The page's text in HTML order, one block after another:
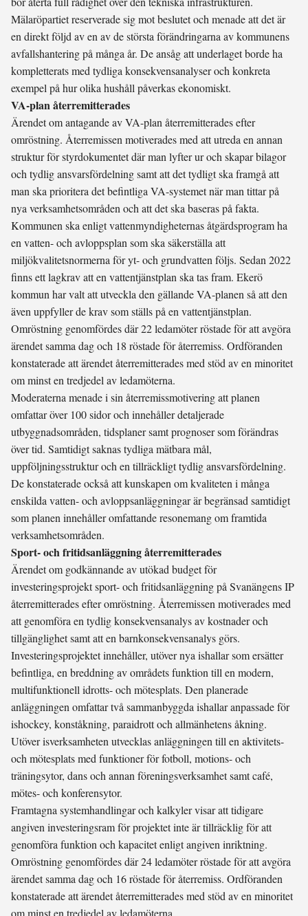
Mälaröpartiet reserverade sig mot beslutet och menade att det är
en direkt följd av en av de största förändringarna av kommunens
avfallshantering på många år. De ansåg att underlaget borde ha
kompletterats med tydliga konsekvensanalyser och konkreta
exempel på hur olika hushåll påverkas ekonomiskt.
VA-plan återremitterades
Ärendet om antagande av VA-plan återremitterades efter
omröstning. Återremissen motiverades med att utreda en annan
struktur för styrdokumentet där man lyfter ur och skapar bilagor
och tydlig ansvarsfördelning samt att det tydligt ska framgå att
man ska prioritera det befintliga VA-systemet när man tittar på
nya verksamhetsområden och att det ska baseras på fakta.
Kommunen ska enligt vattenmyndigheternas åtgärdsprogram ha
en vatten- och avloppsplan som ska säkerställa att
miljökvalitetsnormerna för yt- och grundvatten följs. Sedan 2022
finns ett lagkrav att en vattentjänstplan ska tas fram. Ekerö
kommun har valt att utveckla den gällande VA-planen så att den
även uppfyller de krav som ställs på en vattentjänstplan.
Omröstning genomfördes där 22 ledamöter röstade för att avgöra
ärendet samma dag och 18 röstade för återremiss. Ordföranden
konstaterade att ärendet återremitterades med stöd av en minoritet
om minst en tredjedel av ledamöterna.
Moderaterna menade i sin återremissmotivering att planen
omfattar över 100 sidor och innehåller detaljerade
utbyggnadsområden, tidsplaner samt prognoser som förändras
över tid. Samtidigt saknas tydliga mätbara mål,
uppföljningsstruktur och en tillräckligt tydlig ansvarsfördelning.
De konstaterade också att kunskapen om kvaliteten i många
enskilda vatten- och avloppsanläggningar är begränsad samtidigt
som planen innehåller omfattande resonemang om framtida
verksamhetsområden.
Sport- och fritidsanläggning återremitterades
Ärendet om godkännande av utökad budget för
investeringsprojekt sport- och fritidsanläggning på Svanängens IP
återremitterades efter omröstning. Återremissen motiverades med
att genomföra en tydlig konsekvensanalys av kostnader och
tillgänglighet samt att en barnkonsekvensanalys görs.
Investeringsprojektet innehåller, utöver nya ishallar som ersätter
befintliga, en breddning av områdets funktion till en modern,
multifunktionell idrotts- och mötesplats. Den planerade
anläggningen omfattar två sammanbyggda ishallar anpassade för
ishockey, konståkning, paraidrott och allmänhetens åkning.
Utöver isverksamheten utvecklas anläggningen till en aktivitets-
och mötesplats med funktioner för fotboll, motions- och
träningsytor, dans och annan föreningsverksamhet samt café,
mötes- och konferensytor.
Framtagna systemhandlingar och kalkyler visar att tidigare
angiven investeringsram för projektet inte är tillräcklig för att
genomföra funktion och kapacitet enligt angiven inriktning.
Omröstning genomfördes där 24 ledamöter röstade för att avgöra
ärendet samma dag och 16 röstade för återremiss. Ordföranden
konstaterade att ärendet återremitterades med stöd av en minoritet
om minst en tredjedel av ledamöterna.